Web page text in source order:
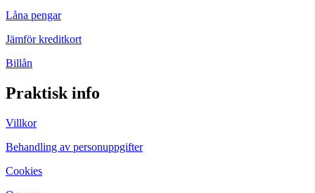
Låna pengar
Jämför kreditkort
Billån
Praktisk info
Villkor
Behandling av personuppgifter
Cookies